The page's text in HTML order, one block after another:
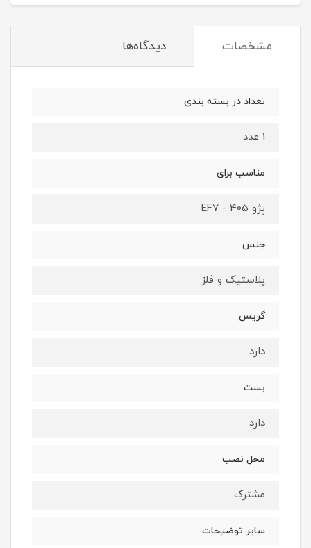
مشخصات دیدگاه‌ها
تعداد در بسته بندی
1 عدد
مناسب برای
پژو 405 - EF7
جنس
پلاستیک و فلز
گریس
دارد
بست
دارد
محل نصب
مشترک
سایر توضیحات